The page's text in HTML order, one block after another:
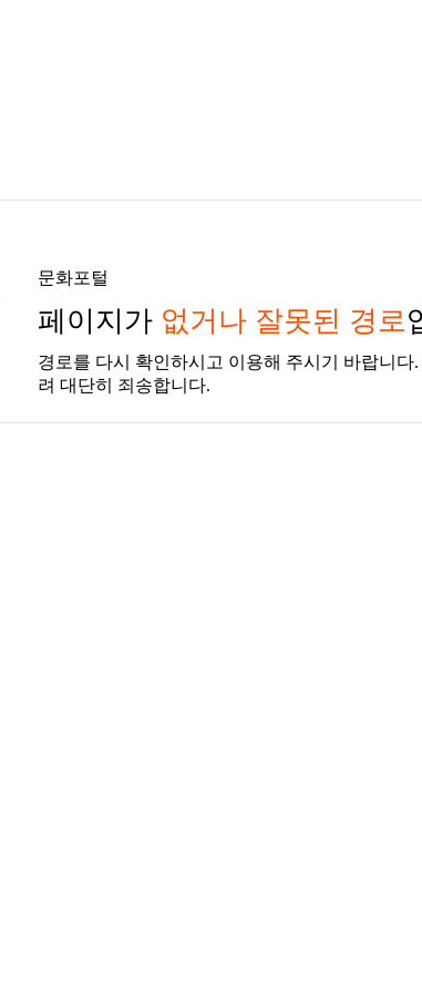
문화포털
페이지가 없거나 잘못된 경로
경로를 다시 확인하시고 이용해 주시기 바랍니다
려 대단히 죄송합니다.